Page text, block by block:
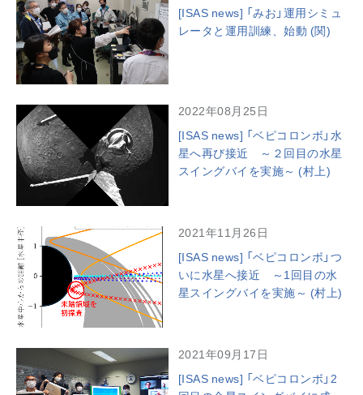
[ISAS news] 「みお」運用シミュ
レータと運用訓練、始動 (関)
2022年08月25日
[ISAS news] 「ベピコロンボ」水
星へ再び接近 ～２回目の水星
スイングバイを実施～ (村上)
2021年11月26日
[ISAS news] 「ベピコロンボ」つ
いに水星へ接近 ～1回目の水
星スイングバイを実施～ (村上)
2021年09月17日
[ISAS news] 「ベピコロンボ」2